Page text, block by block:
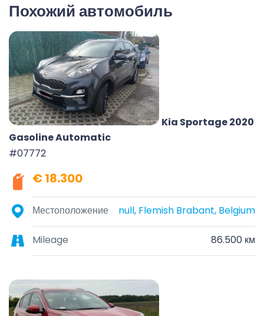
Похожий автомобиль
Kia Sportage 2020
Gasoline Automatic
#07772
€ 18.300
Местоположение null, Flemish Brabant, Belgium
Mileage 86.500 км